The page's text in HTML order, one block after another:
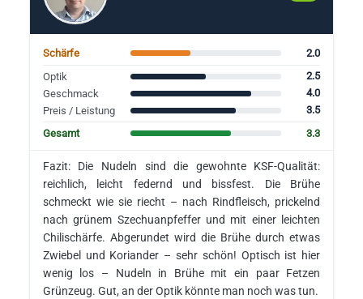
Schärfe
2.0
Optik
2.5
Geschmack
4.0
Preis / Leistung
3.5
Gesamt
3.3
Fazit: Die Nudeln sind die gewohnte KSF-Qualität:
reichlich, leicht federnd und bissfest. Die Brühe
schmeckt wie sie riecht – nach Rindfleisch, prickelnd
nach grünem Szechuanpfeffer und mit einer leichten
Chilischärfe. Abgerundet wird die Brühe durch etwas
Zwiebel und Koriander – sehr schön! Optisch ist hier
wenig los – Nudeln in Brühe mit ein paar Fetzen
Grünzeug. Gut, an der Optik könnte man noch was tun.